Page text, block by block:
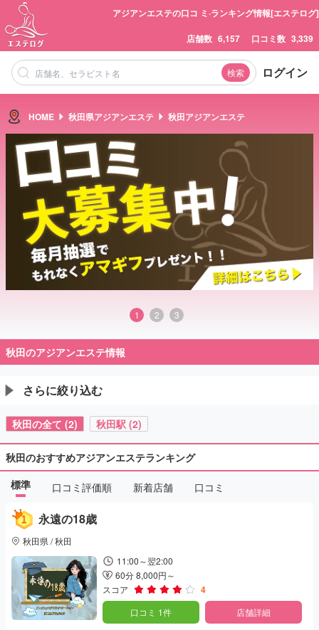
アジアンエステの口コ ミ·ランキング情報[エステログ]
店舗数 6,157 口コミ数 3,339
検索 ログイン
HOME 秋田県アジアンエステ 秋田アジアンエステ
1 2 3
秋田のアジアンエステ情報
さらに絞り込む
秋田の全て (2) 秋田駅 (2)
秋田のおすすめアジアンエステランキング
標準
口コミ評価順 新着店舗 口コミ
永遠の18歳
秋田県 / 秋田
11:00～翌2:00
60分 8,000円～
スコア
4
口コミ 1件 店舗詳細